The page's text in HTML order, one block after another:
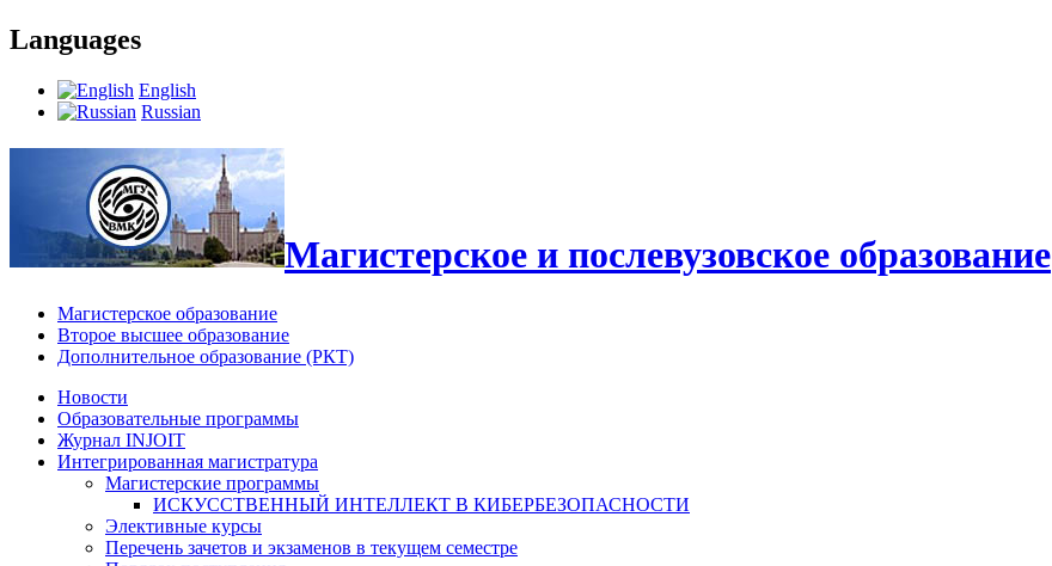
Languages
English
Russian
Магистерское и послевузовское образование
Магистерское образование
Второе высшее образование
Дополнительное образование (РКТ)
Новости
Образовательные программы
Журнал INJOIT
Интегрированная магистратура
Магистерские программы
ИСКУССТВЕННЫЙ ИНТЕЛЛЕКТ В КИБЕРБЕЗОПАСНОСТИ
Элективные курсы
Перечень зачетов и экзаменов в текущем семестре